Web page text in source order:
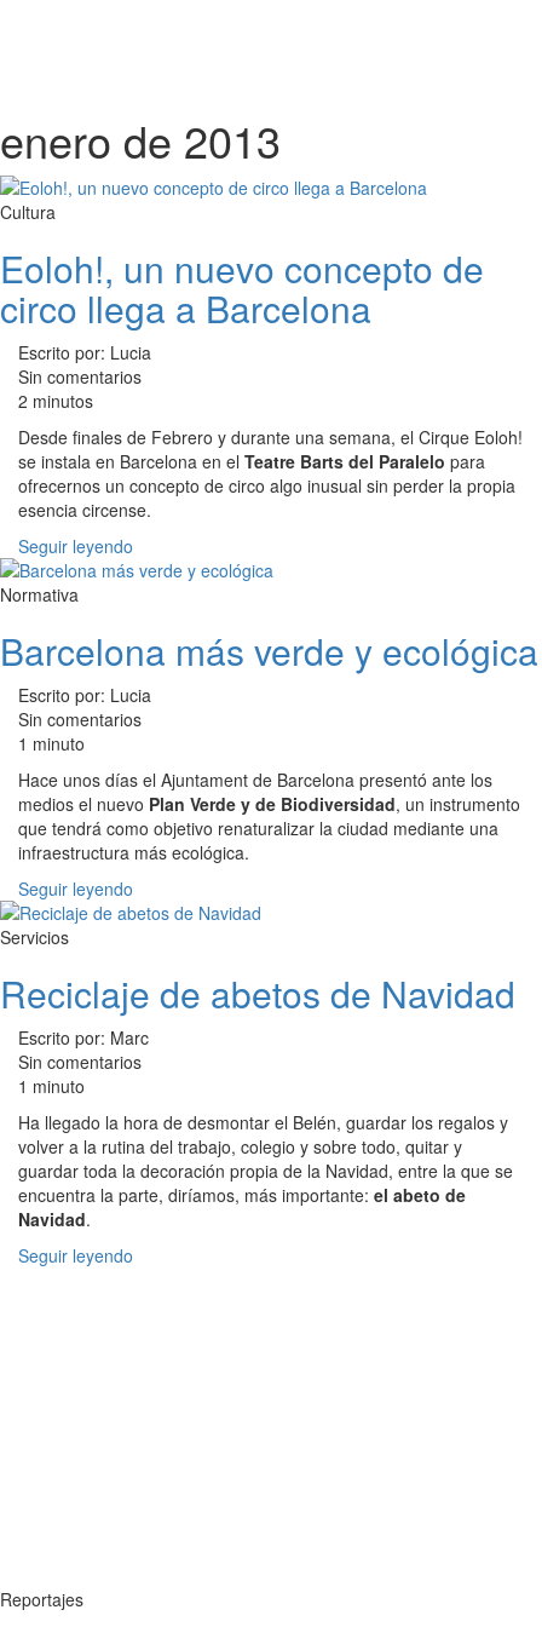
enero de 2013
Cultura
Eoloh!, un nuevo concepto de
circo llega a Barcelona
Escrito por: Lucia
Sin comentarios
2 minutos
Desde finales de Febrero y durante una semana, el Cirque Eoloh!
se instala en Barcelona en el Teatre Barts del Paralelo para
ofrecernos un concepto de circo algo inusual sin perder la propia
esencia circense.
Seguir leyendo
Normativa
Barcelona más verde y ecológica
Escrito por: Lucia
Sin comentarios
1 minuto
Hace unos días el Ajuntament de Barcelona presentó ante los
medios el nuevo Plan Verde y de Biodiversidad, un instrumento
que tendrá como objetivo renaturalizar la ciudad mediante una
infraestructura más ecológica.
Seguir leyendo
Servicios
Reciclaje de abetos de Navidad
Escrito por: Marc
Sin comentarios
1 minuto
Ha llegado la hora de desmontar el Belén, guardar los regalos y
volver a la rutina del trabajo, colegio y sobre todo, quitar y
guardar toda la decoración propia de la Navidad, entre la que se
encuentra la parte, diríamos, más importante: el abeto de
Navidad.
Seguir leyendo
Reportajes